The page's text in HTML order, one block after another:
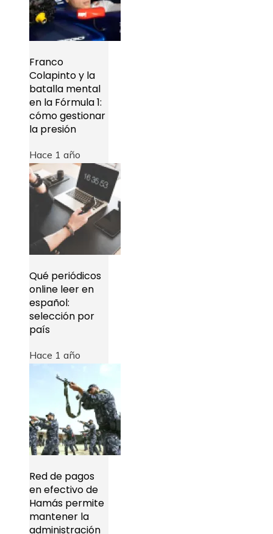
Franco
Colapinto y la
batalla mental
en la Fórmula 1:
cómo gestionar
la presión
Hace 1 año
Qué periódicos
online leer en
español:
selección por
país
Hace 1 año
Red de pagos
en efectivo de
Hamás permite
mantener la
administración